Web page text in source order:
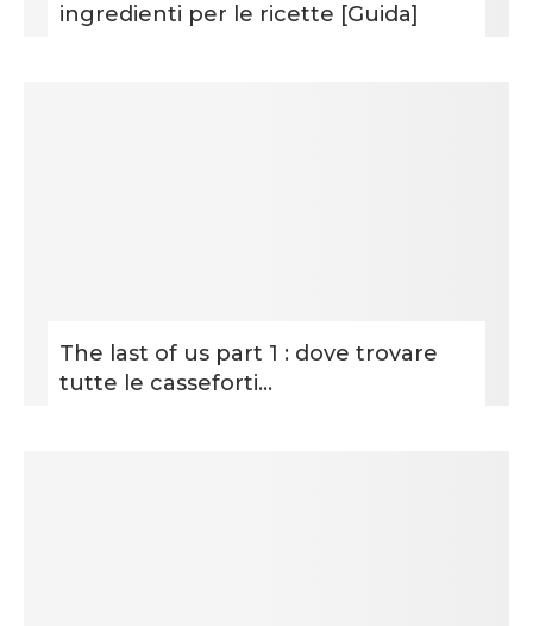
ingredienti per le ricette [Guida]
The last of us part 1 : dove trovare
tutte le casseforti...